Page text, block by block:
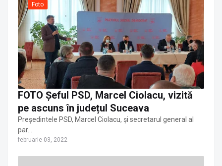
Foto
FOTO Șeful PSD, Marcel Ciolacu, vizită
pe ascuns în județul Suceava
Președintele PSD, Marcel Ciolacu, și secretarul general al
par…
februarie 03, 2022